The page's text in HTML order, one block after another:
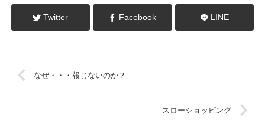
Twitter Facebook LINE
なぜ・・・報じないのか？
スローショッピング